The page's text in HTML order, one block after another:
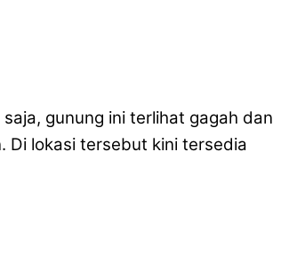
gunung ini terlihat gagah dan
Di lokasi tersebut kini tersedia